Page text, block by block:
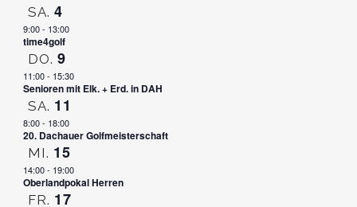
SA. 4
9:00- 13:00
time4golf
DO. 9
11:00- 15:30
Senioren mit Elk. + Erd. in DAH
SA. 11
8:00- 18:00
20. Dachauer Golfmeisterschaft
MI. 15
14:00- 19:00
Oberlandpokal Herren
FR. 17